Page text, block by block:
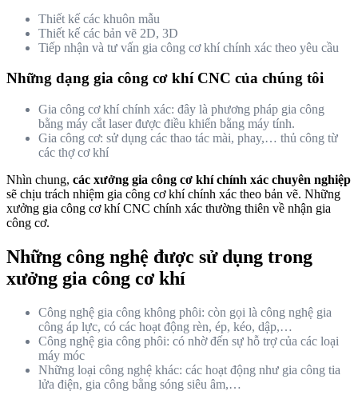
Thiết kế các khuôn mẫu
Thiết kế các bản vẽ 2D, 3D
Tiếp nhận và tư vấn gia công cơ khí chính xác theo yêu cầu
Những dạng gia công cơ khí CNC của chúng tôi
Gia công cơ khí chính xác: đây là phương pháp gia công
bằng máy cắt laser được điều khiển bằng máy tính.
Gia công cơ: sử dụng các thao tác mài, phay,… thủ công từ
các thợ cơ khí
Nhìn chung, các xưởng gia công cơ khí chính xác chuyên nghiệp
sẽ chịu trách nhiệm gia công cơ khí chính xác theo bản vẽ. Những
xưởng gia công cơ khí CNC chính xác thường thiên về nhận gia
công cơ.
Những công nghệ được sử dụng trong
xưởng gia công cơ khí
Công nghệ gia công không phôi: còn gọi là công nghệ gia
công áp lực, có các hoạt động rèn, ép, kéo, dập,…
Công nghệ gia công phôi: có nhờ đến sự hỗ trợ của các loại
máy móc
Những loại công nghệ khác: các hoạt động như gia công tia
lửa điện, gia công bằng sóng siêu âm,…